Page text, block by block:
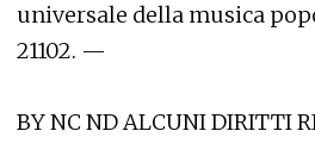
universale della musica
21102. —
BY NC ND ALCUNI DIRITTI